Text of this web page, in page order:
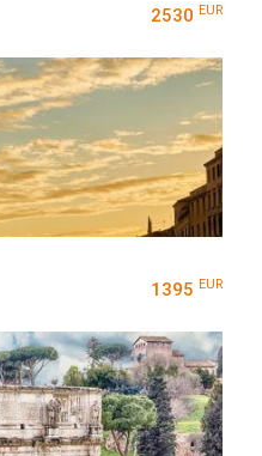
2530 EUR
1395 EUR